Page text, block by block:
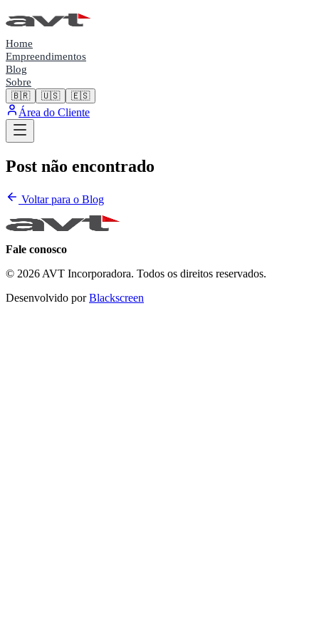
Home
Empreendimentos
Blog
Sobre
🇧🇷 🇺🇸 🇪🇸
Área do Cliente
Post não encontrado
Voltar para o Blog
Fale conosco
© 2026 AVT Incorporadora. Todos os direitos reservados.
Desenvolvido porBlackscreen